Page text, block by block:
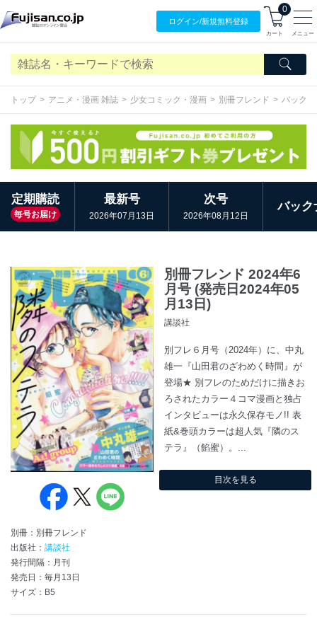
ログイン/新規無料登録
0
カート メニュー
トップ アニメ・漫画 雑誌 少女コミック・漫画 別冊フレンド バック
定期購読
毎号お届け
最新号
2026年07月13日
次号
2026年08月12日
バック
別冊：別冊フレンド
出版社： 講談社
発行間隔：月刊
発売日：毎月13日
サイズ：B5
別冊フレンド 2024年6
月号 (発売日2024年05
月13日)
講談社
別フレ６月号（2024年）に、中丸
雄一『山田君のざわめく時間』が
登場★ 別フレのためだけに描きお
ろされたカラー４コマ漫画と独占
インタビューは永久保存モノ!! 表
紙&巻頭カラーは超人気『隣のス
テラ』（餡蜜）。...
目次を見る